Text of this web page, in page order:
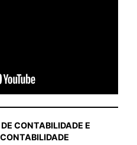
CONTABILIDADE E